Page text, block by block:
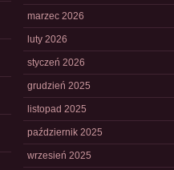
marzec 2026
luty 2026
styczeń 2026
grudzień 2025
listopad 2025
październik 2025
wrzesień 2025